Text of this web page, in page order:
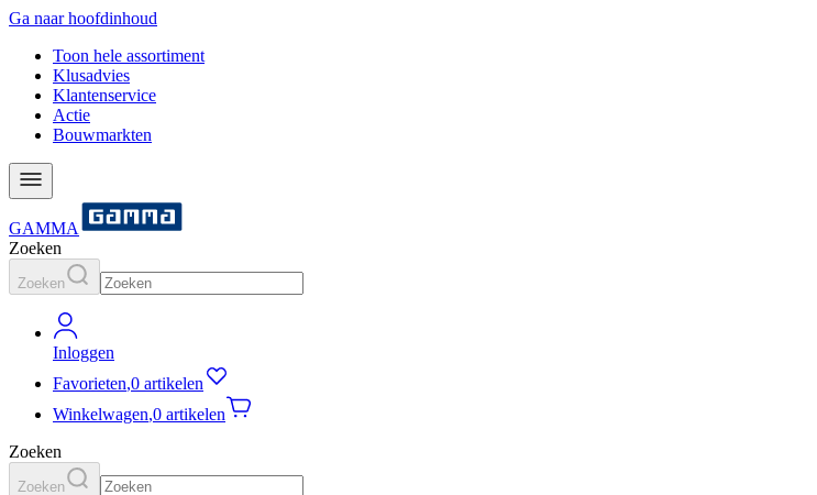
Ga naar hoofdinhoud
Toon hele assortiment
Klusadvies
Klantenservice
Actie
Bouwmarkten
GAMMA
Zoeken
Zoeken
Inloggen
Favorieten,0 artikelen
Winkelwagen,0 artikelen
Zoeken
Zoeken